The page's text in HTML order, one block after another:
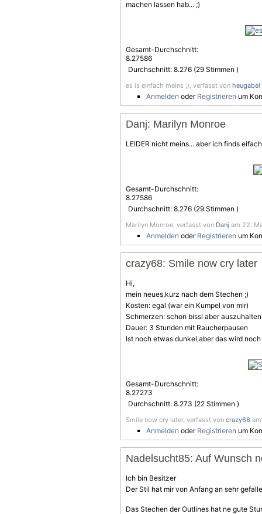
machen lassen hab... ;)
Gesamt-Durchschnitt:
8.27586
Durchschnitt: 8.276 (29 Stimmen )
es is einfach meins ;), verfasst von heugabel
Anmelden oder Registrieren um
Danj: Marilyn Monroe
LEIDER nicht meins... aber ich finds
Gesamt-Durchschnitt:
8.27586
Durchschnitt: 8.276 (29 Stimmen )
Marilyn Monroe, verfasst von Danj am 22.
Anmelden oder Registrieren um
crazy68: Smile now cry later
Hi,
mein neues,kurz nach dem Stechen ;)
Kosten: egal (war ein Kumpel von mir)
Schmerzen: schon bissl aber auszuhalten
Dauer: 3 Stunden mit Raucherpausen
Ist noch etwas dunkel,aber das wird noch
Gesamt-Durchschnitt:
8.27273
Durchschnitt: 8.273 (22 Stimmen )
Smile now cry later, verfasst von crazy68
Anmelden oder Registrieren um
Nadelsucht85: Auf Wunsch
Ich bin Besitzer
Der Stil hat mir von Anfang an sehr
Das Stechen der Outlines hat ne gute